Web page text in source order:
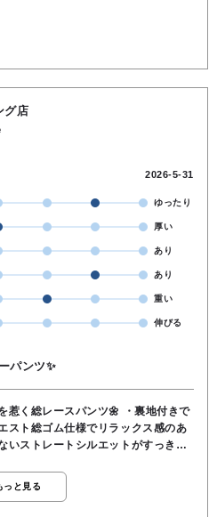
グ店
2026-5-31
ゆったり
厚い
あり
あり
重い
伸びる
パンツ✨
ースパンツ🌼 ・裏地付きで
スト総ゴム仕様でリラックス感のあ
いストレートシルエットがすっきり
/ブラック ⚪️素材 表地／綿58％, ナ
っと見る